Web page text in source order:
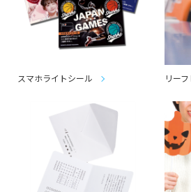
スマホライトシール リー